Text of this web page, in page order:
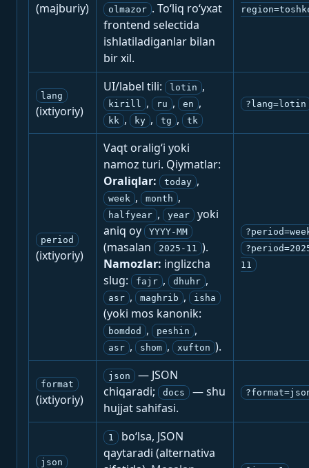
(majburiy) olmazor . To‘liq ro‘yxat
frontend selectida
ishlatiladiganlar bilan
bir xil.
lang
(ixtiyoriy)
UI/label tili: lotin ,
kirill , ru , en ,
kk , ky , tg , tk
?lang=lotin
period
(ixtiyoriy)
Vaqt oralig‘i yoki
namoz turi. Qiymatlar:
Oraliqlar:
today ,
week , month ,
halfyear , year
yoki
aniq oy
YYYY-MM
(masalan 2025-11 ).
Namozlar: inglizcha
slug:
fajr , dhuhr ,
asr , maghrib , isha
(yoki mos kanonik:
bomdod , peshin ,
asr , shom , xufton ).
11
format
(ixtiyoriy)
json
— JSON
chiqaradi;
docs
— shu
hujjat sahifasi.
json
1
bo‘lsa, JSON
qaytaradi (alternativa